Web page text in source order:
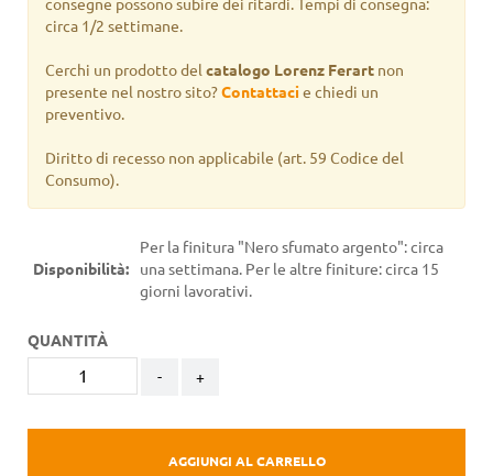
consegne possono subire dei ritardi. Tempi di consegna:
circa 1/2 settimane.
Cerchi un prodotto del catalogo Lorenz Ferart non
presente nel nostro sito?Contattacie chiedi un
preventivo.
Diritto di recesso non applicabile (art. 59 Codice del
Consumo).
Disponibilità:
Per la finitura "Nero sfumato argento": circa
una settimana. Per le altre finiture: circa 15
giorni lavorativi.
QUANTITÀ
- +
AGGIUNGI AL CARRELLO